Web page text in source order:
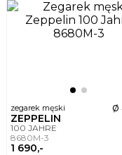
zegarek męski ø
ZEPPELIN
100 JAHRE
8680M-3
1 690,-